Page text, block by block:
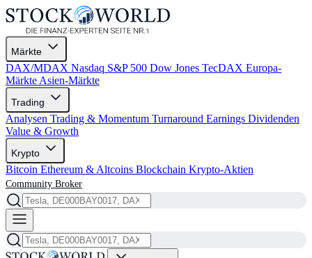
Märkte
DAX/MDAX Nasdaq S&P 500 Dow Jones TecDAX Europa-
Märkte Asien-Märkte
Trading
Analysen Trading & Momentum Turnaround Earnings Dividenden
Value & Growth
Krypto
Bitcoin Ethereum & Altcoins Blockchain Krypto-Aktien
Community Broker